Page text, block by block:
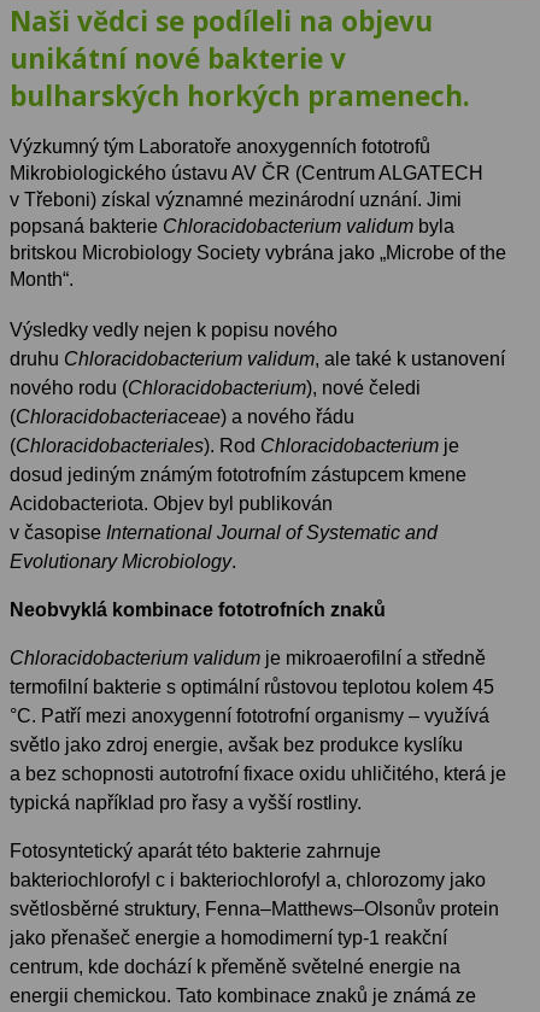
Naši vědci se podíleli na objevu
unikátní nové bakterie v
bulharských horkých pramenech.
Výzkumný tým Laboratoře anoxygenních fototrofů
Mikrobiologického ústavu AV ČR (Centrum ALGATECH
v Třeboni) získal významné mezinárodní uznání. Jimi
popsaná bakterie Chloracidobacterium validum byla
britskou Microbiology Society vybrána jako „Microbe of the
Month“.
Výsledky vedly nejen k popisu nového
druhu Chloracidobacterium validum, ale také k ustanovení
nového rodu (Chloracidobacterium), nové čeledi
(Chloracidobacteriaceae) a nového řádu
(Chloracidobacteriales). Rod Chloracidobacterium je
dosud jediným známým fototrofním zástupcem kmene
Acidobacteriota. Objev byl publikován
v časopise International Journal of Systematic and
Evolutionary Microbiology.
Neobvyklá kombinace fototrofních znaků
Chloracidobacterium validum je mikroaerofilní a středně
termofilní bakterie s optimální růstovou teplotou kolem 45
°C. Patří mezi anoxygenní fototrofní organismy – využívá
světlo jako zdroj energie, avšak bez produkce kyslíku
a bez schopnosti autotrofní fixace oxidu uhličitého, která je
typická například pro řasy a vyšší rostliny.
Fotosyntetický aparát této bakterie zahrnuje
bakteriochlorofyl c i bakteriochlorofyl a, chlorozomy jako
světlosběrné struktury, Fenna–Matthews–Olsonův protein
jako přenašeč energie a homodimerní typ-1 reakční
centrum, kde dochází k přeměně světelné energie na
energii chemickou. Tato kombinace znaků je známá ze